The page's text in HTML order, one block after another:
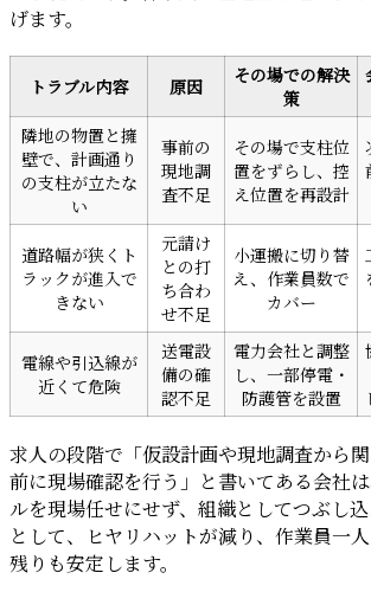
げます。
トラブル内容 原因
その場での解決
策
隣地の物置と擁
壁で、計画通り
の支柱が立たな
い
事前の
現地調
査不足
その場で支柱位
置をずらし、控
え位置を再設計
道路幅が狭くト
ラックが進入で
きない
元請け
との打
ち合わ
せ不足
小運搬に切り替
え、作業員数で
カバー
電線や引込線が
近くて危険
送電設
備の確
認不足
電力会社と調整
し、一部停電・
防護管を設置
求人の段階で「仮設計画や現地調査から
前に現場確認を行う」と書いてある会社
ルを現場任せにせず、組織としてつぶし
として、ヒヤリハットが減り、作業員一
残りも安定します。